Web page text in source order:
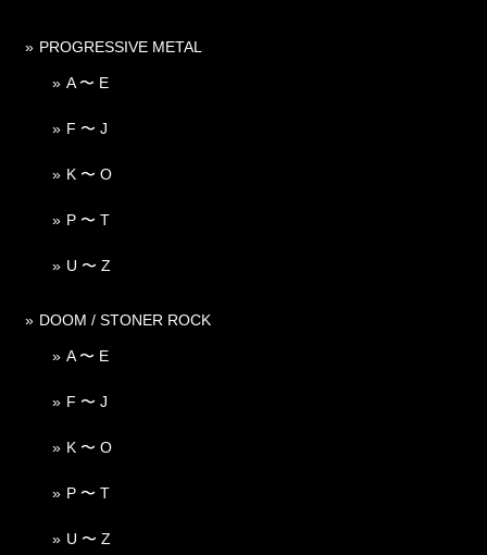
PROGRESSIVE METAL
A 〜 E
F 〜 J
K 〜 O
P 〜 T
U 〜 Z
DOOM / STONER ROCK
A 〜 E
F 〜 J
K 〜 O
P 〜 T
U 〜 Z